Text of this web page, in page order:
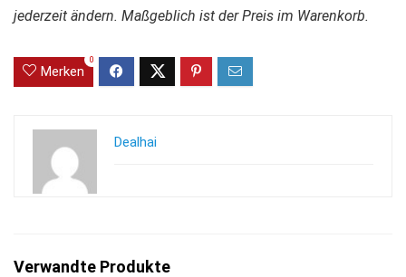
jederzeit ändern. Maßgeblich ist der Preis im Warenkorb.
Merken
0
Dealhai
Verwandte Produkte